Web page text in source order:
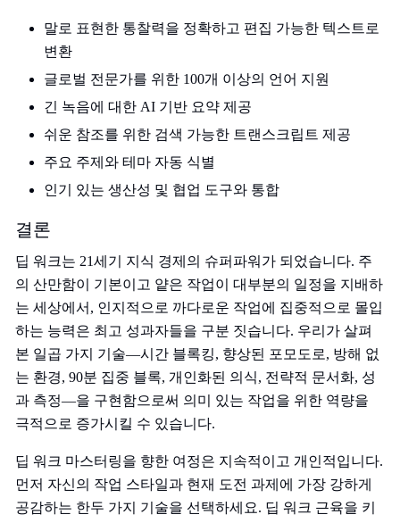
말로 표현한 통찰력을 정확하고 편집 가능한 텍스트로
변환
글로벌 전문가를 위한 100개 이상의 언어 지원
긴 녹음에 대한 AI 기반 요약 제공
쉬운 참조를 위한 검색 가능한 트랜스크립트 제공
주요 주제와 테마 자동 식별
인기 있는 생산성 및 협업 도구와 통합
결론
딥 워크는 21세기 지식 경제의 슈퍼파워가 되었습니다. 주
의 산만함이 기본이고 얕은 작업이 대부분의 일정을 지배하
는 세상에서, 인지적으로 까다로운 작업에 집중적으로 몰입
하는 능력은 최고 성과자들을 구분 짓습니다. 우리가 살펴
본 일곱 가지 기술—시간 블록킹, 향상된 포모도로, 방해 없
는 환경, 90분 집중 블록, 개인화된 의식, 전략적 문서화, 성
과 측정—을 구현함으로써 의미 있는 작업을 위한 역량을
극적으로 증가시킬 수 있습니다.
딥 워크 마스터링을 향한 여정은 지속적이고 개인적입니다.
먼저 자신의 작업 스타일과 현재 도전 과제에 가장 강하게
공감하는 한두 가지 기술을 선택하세요. 딥 워크 근육을 키